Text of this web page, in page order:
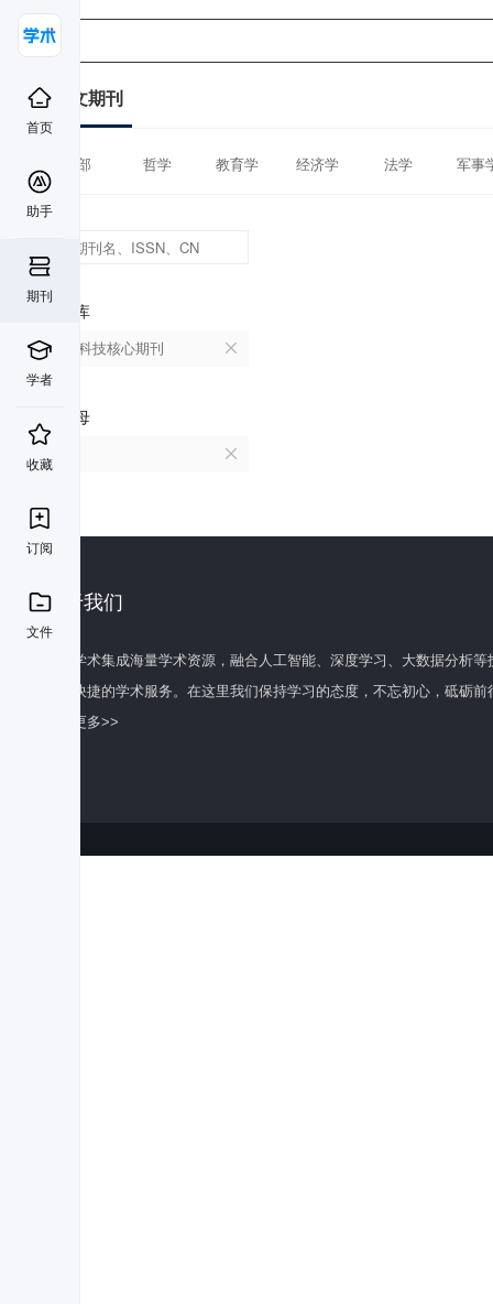
首页
助手
期刊
学者
收藏
订阅
文件
中文期刊
全部 哲学 教育学 经济学 法学 军事
数据库
中国科技核心期刊
首字母
关于我们
百度学术集成海量学术资源，融合人工智能、深度学习、大数据分析
全面快捷的学术服务。在这里我们保持学习的态度，不忘初心，砥砺前
了解更多>>